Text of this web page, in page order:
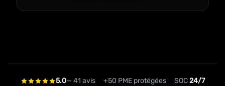
5.0— 41 avis +50 PME protégées SOC24/7